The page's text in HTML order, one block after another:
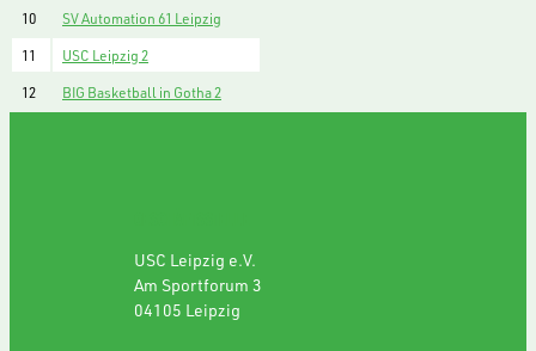
10
SV Automation 61 Leipzig
11
USC Leipzig 2
12
BIG Basketball in Gotha 2
USC Leipzig e.V.
Am Sportforum 3
04105 Leipzig